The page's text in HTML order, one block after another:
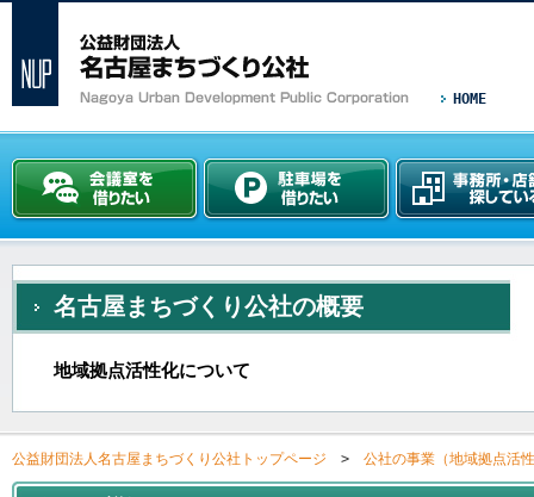
HOME
名古屋まちづくり公社の概要
地域拠点活性化について
公益財団法人名古屋まちづくり公社トップページ > 公社の事業（地域拠点活